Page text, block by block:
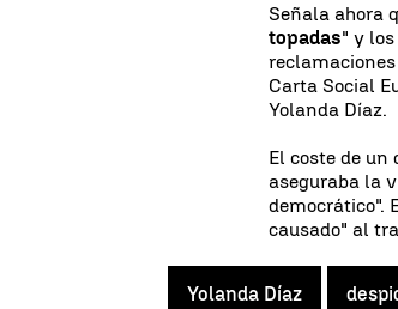
Señala ahora
topadas" y
Carta Social
Yolanda Díaz.
El coste de
aseguraba la
democrático".
causado" al
Yolanda Díaz